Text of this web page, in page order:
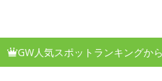
GW人気スポットランキングか